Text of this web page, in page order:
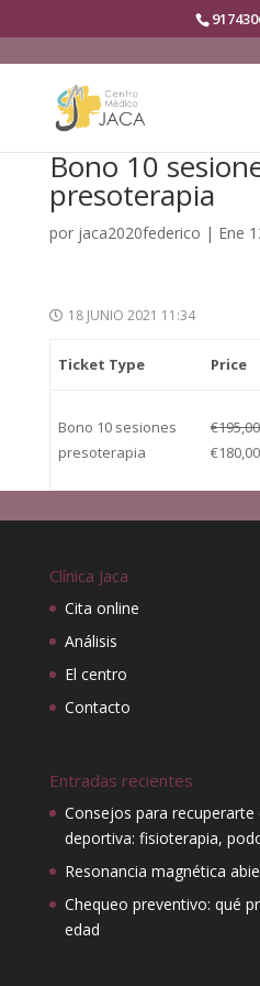
Bono 10
presoterapia
por jaca2020federico | Ene
18 JUNIO 2021 11:34
Ticket Type Price
Bono 10 sesiones
presoterapia
€195,00
El
era:
€180,00El
Clínica Jaca
Cita online
Análisis
El centro
Contacto
Entradas recientes
Consejos para recuperarte
deportiva: fisioterapia,
Resonancia magnética
Chequeo preventivo: qué
edad